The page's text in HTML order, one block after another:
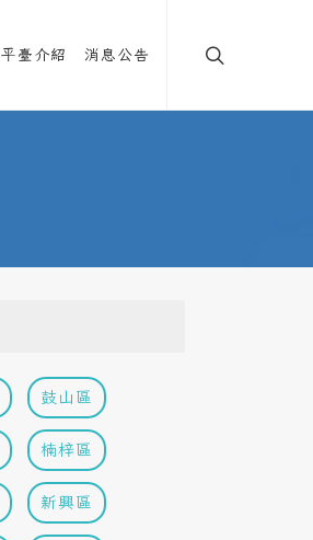
平臺介紹 消息公告
鼓山區
楠梓區
新興區